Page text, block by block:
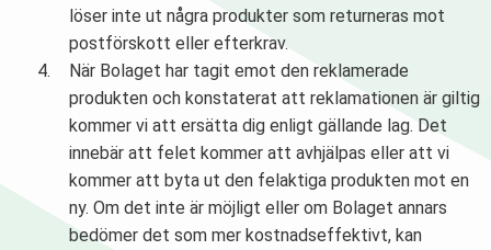
löser inte ut några produkter som returneras mot
postförskott eller efterkrav.
När Bolaget har tagit emot den reklamerade
produkten och konstaterat att reklamationen är giltig
kommer vi att ersätta dig enligt gällande lag. Det
innebär att felet kommer att avhjälpas eller att vi
kommer att byta ut den felaktiga produkten mot en
ny. Om det inte är möjligt eller om Bolaget annars
bedömer det som mer kostnadseffektivt, kan